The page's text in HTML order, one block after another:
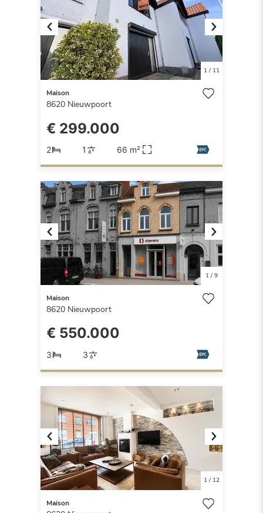
Previous Next
1/ 11
Maison
8620 Nieuwpoort
€ 299.000
2 1 66 m²
Previous Next
1/ 9
Maison
8620 Nieuwpoort
€ 550.000
3 3
Previous Next
1/ 12
Maison